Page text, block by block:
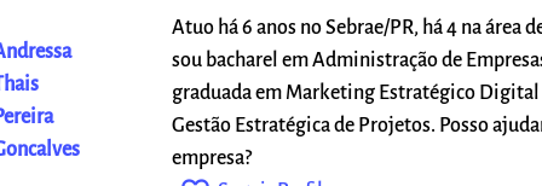
Atuo há 6 anos no Sebrae/PR, há 4 na área
sou bacharel em Administração de
graduada em Marketing Estratégico Digital
Gestão Estratégica de Projetos. Posso
empresa?